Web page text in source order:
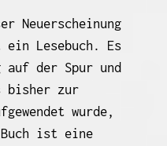
Neuerscheinung
Lesebuch. Es
auf der Spur und
bisher zur
wurde,
Buch ist eine